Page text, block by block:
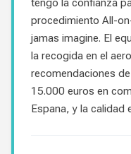
tengo la confianza
procedimiento All-
jamas imagine. El
la recogida en el
recomendaciones
15.000 euros en
Espana, y la calidad